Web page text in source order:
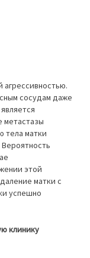
агрессивностью.
сосудам даже
метастазы
тела матки
этой
матки с
успешно
клинику